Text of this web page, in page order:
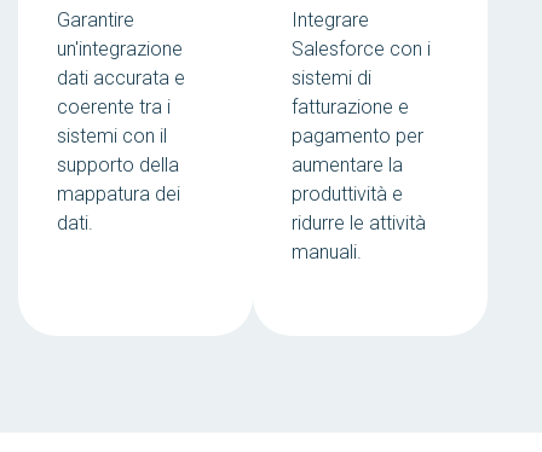
Garantire
un'integrazione
dati accurata e
coerente tra i
sistemi con il
supporto della
mappatura dei
dati.
Integrare
Salesforce con i
sistemi di
fatturazione e
pagamento per
aumentare la
produttività e
ridurre le attività
manuali.